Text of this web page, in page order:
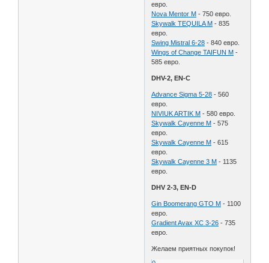
евро.
Nova Mentor M - 750 евро.
Skywalk TEQUILA M - 835
евро.
Swing Mistral 6-28 - 840 евро.
Wings of Change TAIFUN M -
585 евро.
DHV-2, EN-C
Advance Sigma 5-28 - 560
евро.
NIVIUK ARTIK M - 580 евро.
Skywalk Cayenne M - 575
евро.
Skywalk Cayenne M - 615
евро.
Skywalk Cayenne 3 M - 1135
евро.
DHV 2-3, EN-D
Gin Boomerang GTO M - 1100
евро.
Gradient Avax XC 3-26 - 735
евро.
Желаем приятных покупок!